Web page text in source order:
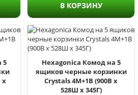
В КОРЗИНУ
5
х
Hexagonica Комод на 5
ящиков черные корзинки
Crystals 4М+1В (900В х
528Ш х 345Г)